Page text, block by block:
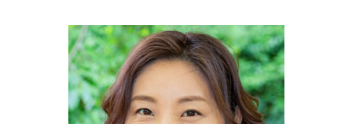
個人再生 任意整理
交通事故 人身事故
物損事故から人身に変更された 加害者
死亡事故 人生終了
死亡事故 賠償金
遺留分侵害額請求権 時効
法定相続人 割合
遺産相続 時効
相続順位 離婚
相続放棄 土地
相続 弁護士 沼津市
相続 弁護士 伊東市
債務整理 弁護士 御殿場市
債務整理 弁護士 熱海市
相続 弁護士 三島市